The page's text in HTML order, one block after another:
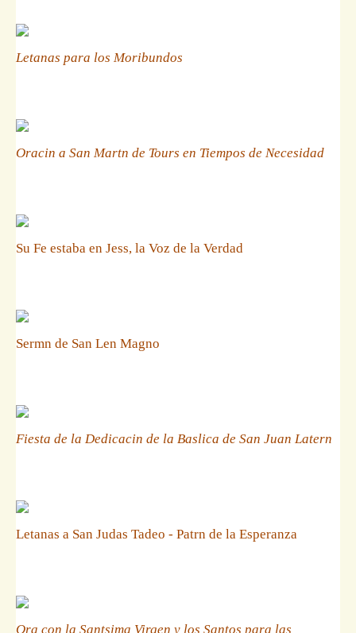
Letanas para los Moribundos
Oracin a San Martn de Tours en Tiempos de Necesidad
Su Fe estaba en Jess, la Voz de la Verdad
Sermn de San Len Magno
Fiesta de la Dedicacin de la Baslica de San Juan Latern
Letanas a San Judas Tadeo - Patrn de la Esperanza
Ora con la Santsima Virgen y los Santos para las